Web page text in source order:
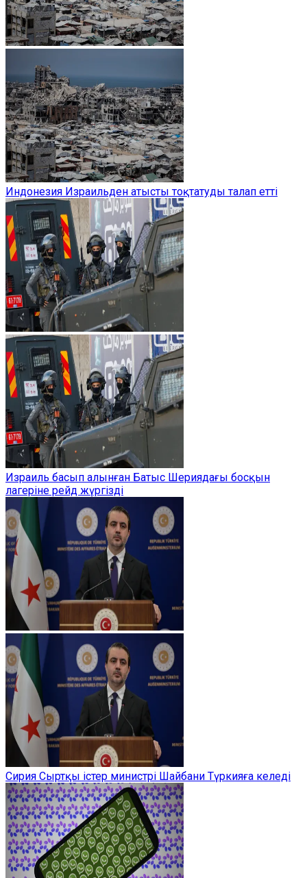
Индонезия Израильден атысты тоқтатуды талап етті
Израиль басып алынған Батыс Шериядағы босқын
лагеріне рейд жүргізді
Сирия Сыртқы істер министрі Шайбани Түркияға келеді